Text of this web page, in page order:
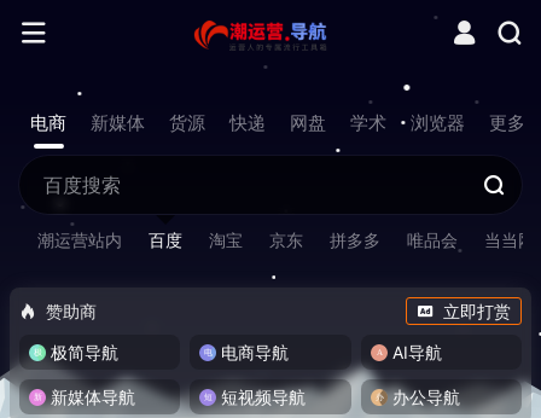
电商 新媒体 货源 快递 网盘 学术 浏览器 更多
潮运营站内 百度 淘宝 京东 拼多多 唯品会 当当网
赞助商
立即打赏
极简导航
电商导航 AI导航
新媒体导航 短视频导航 办公导航